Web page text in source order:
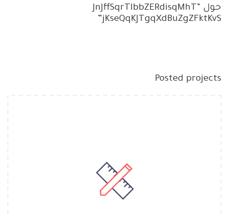
حول “JnJffSqrTlbbZERdisqMhT
jKseQqKJTgqXdBuZgZFktKvS”
Posted projects